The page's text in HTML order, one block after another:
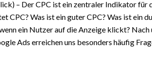
– Der CPC ist ein zentraler Indikator für
CPC? Was ist ein guter CPC? Was ist ein
ein Nutzer auf die Anzeige klickt?
Ads erreichen uns besonders häufig